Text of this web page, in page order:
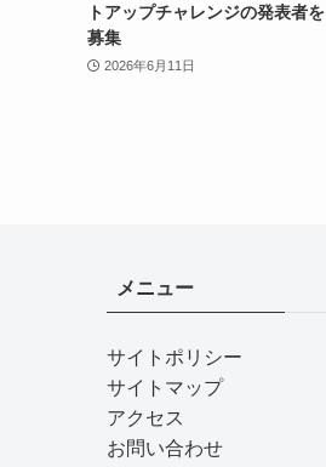
トアップチャレンジの発表者を
募集
2026年6月11日
メニュー
サイトポリシー
サイトマップ
アクセス
お問い合わせ